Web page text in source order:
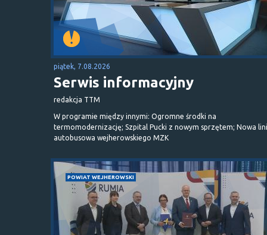
piątek, 7.08.2026
Serwis informacyjny
redakcja TTM
W programie między innymi: Ogromne środki na
termomodernizację; Szpital Pucki z nowym sprzętem; Nowa
autobusowa wejherowskiego MZK
POWIAT WEJHEROWSKI